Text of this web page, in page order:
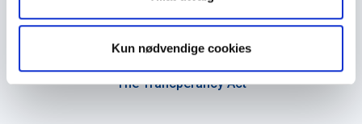
Kun nødvendige cookies
Maxeta AS har forsynt Norge med elektro-tekniske
produkter helt siden 1960.
The Trancperancy Act